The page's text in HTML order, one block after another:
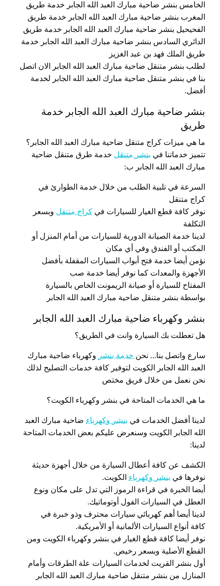
الخامس بنشر ضاحية مبارك العبد الله الجابر خدمة طريق
المغرب بنشر ضاحية مبارك العبد الله الجابر خدمة طريق
الفحيحيل بنشر ضاحية مبارك العبد الله الجابر خدمة طريق
الدائري السادس بنشر ضاحية مبارك العبد الله الجابر خدمة
طريق الملك فهد بن عبد الغزيز
لطلب بنشر متنقل ضاحية مبارك العبد الله الجابر الان اتصل
بنا في بنشر متنقل ضاحية مبارك العبد الله الجابر لخدمة
أفضل.
بنشر ضاحية مبارك العبد الله الجابر خدمة
طريق
ما هي ميزات كراج متنقل ضاحية مبارك العبد الله الجابر؟
تتميز خدماتنا في بنشر متنقل خدمة طرق متنقل ضاحية
مبارك العبد الله الجابر ب:
السرعة في تلبية الطلب من خلال خدمة الطوارئ في
كراج متنقل
نوفر كافة قطع الغيار للسيارات في كراج متنقل وبسعر
التكلفة
لدينا خدمة الصيانة الدورية للسيارات من أمام المنزل أو
المكتب أو الفندق وفي أي مكان
نؤمن أيضا خدمة فتح أبواب السيارات المقفلة بأفضل
الأجهزة والمعدات كما نوفر أيضا خدمة صب
المفتاح للسيارة أو صيانة الريمونت الخاص بالسيارة
بواسطة بنشر متنقل ضاحية مبارك العبد الله الجابر
بنشر وكهرباء ضاحية مبارك العبد الله الجابر
هل تعطلت بك السيارة وانت في الطريق؟
سارع واتصل بنا… نحن خدمة بنشر
وكهرباء ضاحية مبارك
العبد الله الجابر الكويت لتوفير كافة خدمات التصليح لذلك
نحن نعمل من خلال فريق مختص
ما هي الخدمات المتاحة في بنشر وكهرباء الكويت؟
لدينا أفضل الخدمات في بنشر وكهرباء ضاحية مبارك العبد
الله الجابر الكويت وسنعرض عليكم بعض الخدمات المتاحة
لدينا:
الكشف عن كافة أعطال السيارة من خلال أجهزة حديثة
نوفرها في بنشر وكهرباء الكويت.
أيضا الخبرة في قراءة الرموز التي تدل على مكان ونوع
العطل في السيارات الفول أوتوماتيك.
لدينا أيضا أهم كهربائي سيارات محترف وذو خبرة في
كافة أنواع السيارات الألمانية أو الأمريكية.
نوفر أيضا كافة قطع الغيار في بنشر وكهرباء الكويت ومن
القطع الأصلية وبسعر رخيص.
أول بنشر القريت لخدمات السيارات علة الطرقات وأمام
المنازل من بنشر متنقل ضاحية مبارك العبد الله الجابر